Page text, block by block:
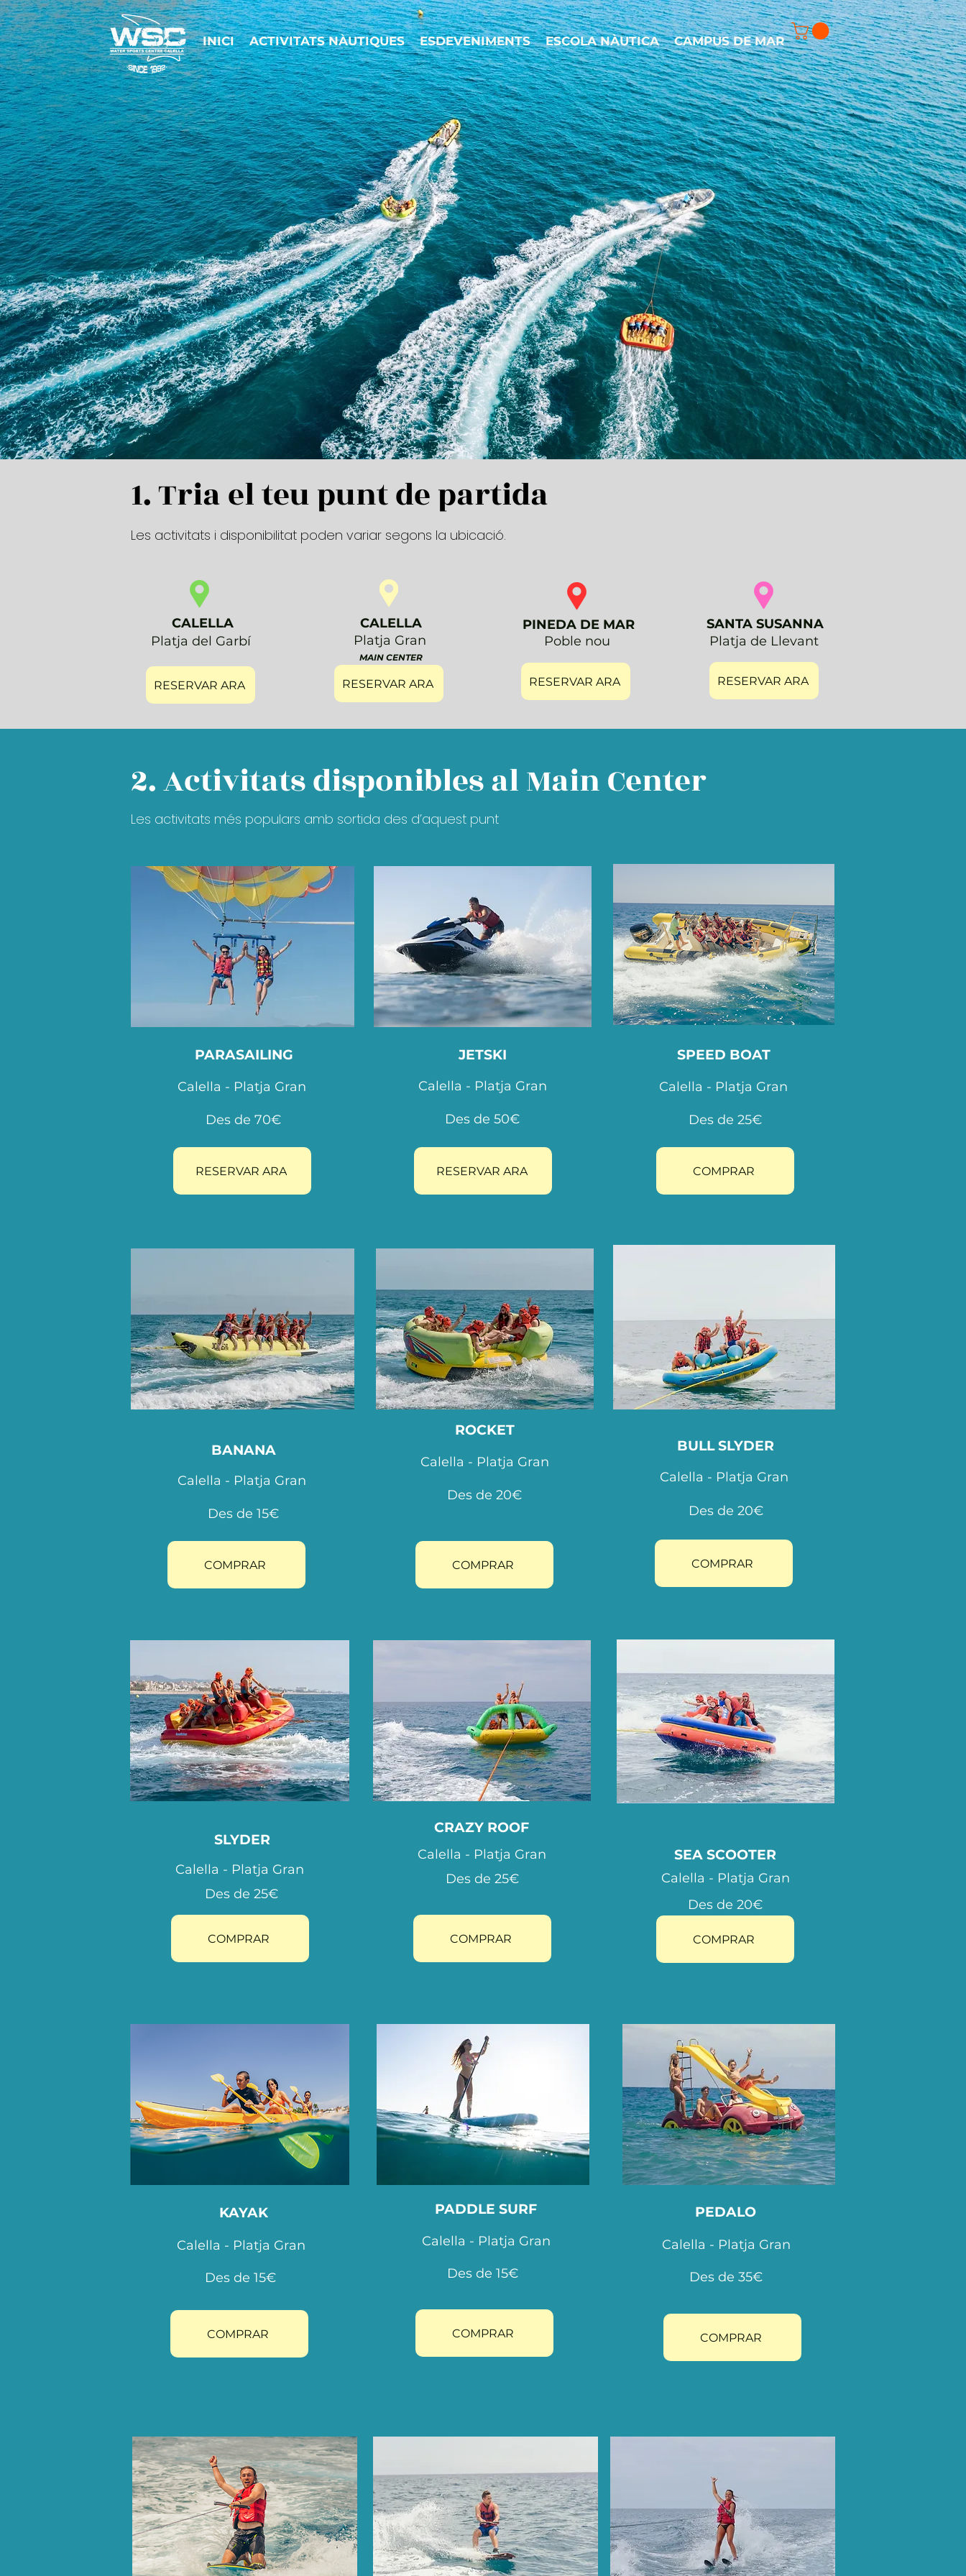
INICI ACTIVITATS NÀUTIQUES ESDEVENIMENTS ESCOLA NÀUTICA CAMPUS DE MAR
1. Tria el teu punt de partida
Les activitats i disponibilitat poden variar segons la ubicació.
CALELLA
Platja del Garbí
RESERVAR ARA
CALELLA
Platja Gran
RESERVAR ARA
MAIN CENTER
PINEDA DE MAR
Poble nou
RESERVAR ARA
SANTA SUSANNA
Platja de Llevant
RESERVAR ARA
2. Activitats disponibles al Main Center
Les activitats més populars amb sortida des d’aquest punt
Calella - Platja Gran
Des de 70€
PARASAILING
RESERVAR ARA
JETSKI
Calella - Platja Gran
Des de 50€
RESERVAR ARA
Calella - Platja Gran
Des de 25€
SPEED BOAT
COMPRAR
Calella - Platja Gran
Des de 15€
BANANA
COMPRAR
Calella - Platja Gran
Des de 20€
ROCKET
COMPRAR
Calella - Platja Gran
BULL SLYDER
Des de 20€
COMPRAR
SLYDER
Calella - Platja Gran
Des de 25€
COMPRAR
CRAZY ROOF
Calella - Platja Gran
Des de 25€
COMPRAR
Octopus
SEA SCOOTER
Calella - Platja Gran
Des de 20€
COMPRAR
Calella - Platja Gran
Des de 15€
KAYAK
COMPRAR
Calella - Platja Gran
PADDLE SURF
Des de 15€
COMPRAR
Calella - Platja Gran
Des de 35€
PEDALO
COMPRAR